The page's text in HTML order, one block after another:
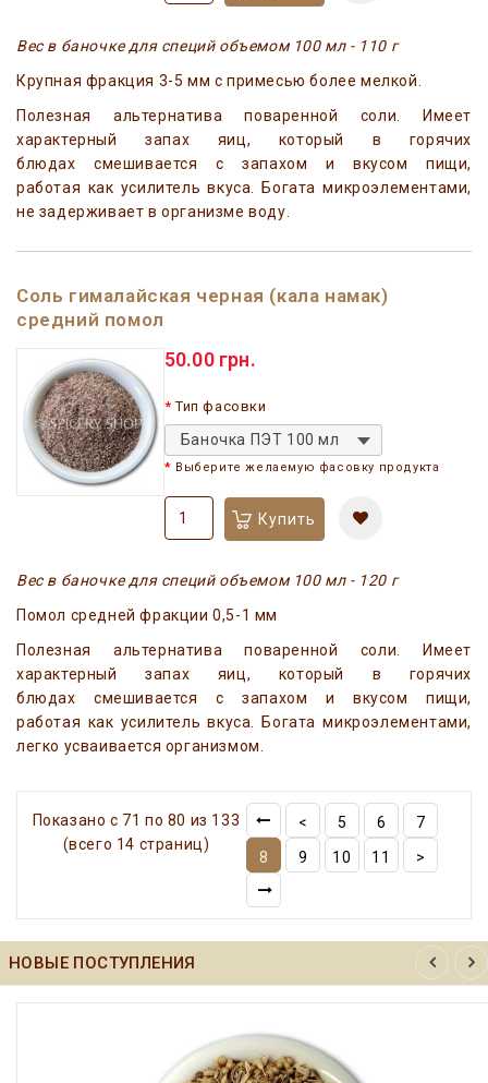
Вес в баночке для специй объемом 100 мл - 110 г
Крупная фракция 3-5 мм c примесью более мелкой.
Полезная альтернатива поваренной соли. Имеет
характерный запах яиц, который в горячих
блюдах смешивается с запахом и вкусом пищи,
работая как усилитель вкуса. Богата микроэлементами,
не задерживает в организме воду.
Соль гималайская черная (кала намак)
средний помол
50.00 грн.
Тип фасовки
Баночка ПЭТ 100 мл
Выберите желаемую фасовку продукта
Купить
Вес в баночке для специй объемом 100 мл - 120 г
Помол средней фракции 0,5-1 мм
Полезная альтернатива поваренной соли. Имеет
характерный запах яиц, который в горячих
блюдах смешивается с запахом и вкусом пищи,
работая как усилитель вкуса. Богата микроэлементами,
легко усваивается организмом.
Показано с 71 по 80 из 133
(всего 14 страниц)
< 5 6
7
8
9 10 11 >
НОВЫЕ ПОСТУПЛЕНИЯ